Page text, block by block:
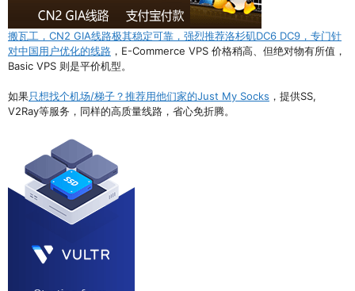
搬瓦工，CN2 GIA线路极其稳定可靠，强烈推荐洛杉矶DC6 DC9，专门针
对中国用户优化的线路 ，E-Commerce VPS 价格稍高、但绝对物有所值，
Basic VPS 则是平价机型。
如果只想找个机场/梯子？推荐用他们家的Just My Socks ，提供SS,
V2Ray等服务，同样的高质量线路，省心免折腾。